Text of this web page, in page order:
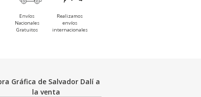
Envíos
Nacionales
Gratuitos
Realizamos
envíos
internacionales
Gráfica de Salvador Dalí a
la venta